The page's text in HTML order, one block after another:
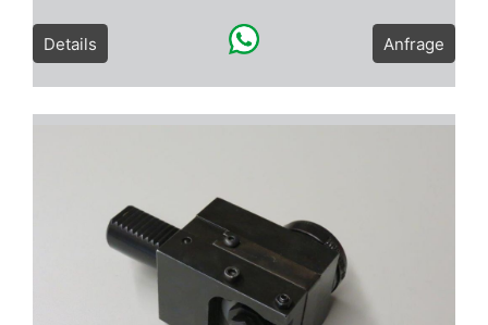
Details Anfrage